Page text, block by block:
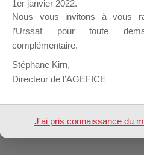
Mes sujets
Aucun sujet n’a été trouvé ici.
1er janvier 2022.
Nous vous invitons à vous
l’Urssaf pour toute
complémentaire.
Stéphane Kirn,
Directeur de l’AGEFICE
J'ai pris connaissance du